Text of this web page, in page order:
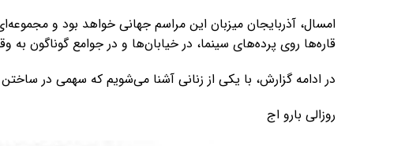
امسال، آذربایجان میزبان این مراسم جهانی خواهد بود و
قاره‌ها روی پرده‌های سینما، در خیابان‌ها و در جوامع گوناگون
در ادامه گزارش، با یکی از زنانی آشنا می‌شویم که سهمی در
روزالی بارو اج